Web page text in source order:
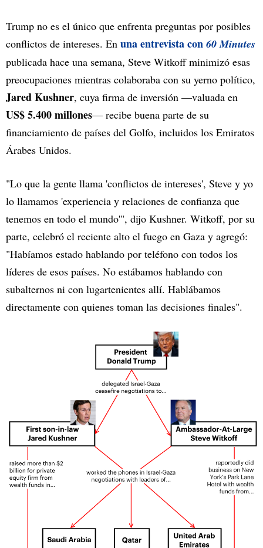
Trump no es el único que enfrenta preguntas por posibles
conflictos de intereses. En una entrevista con 60 Minutes
publicada hace una semana, Steve Witkoff minimizó esas
preocupaciones mientras colaboraba con su yerno político,
Jared Kushner, cuya firma de inversión —valuada en
US$ 5.400 millones— recibe buena parte de su
financiamiento de países del Golfo, incluidos los Emiratos
Árabes Unidos.
"Lo que la gente llama 'conflictos de intereses', Steve y yo
lo llamamos 'experiencia y relaciones de confianza que
tenemos en todo el mundo'", dijo Kushner. Witkoff, por su
parte, celebró el reciente alto el fuego en Gaza y agregó:
"Habíamos estado hablando por teléfono con todos los
líderes de esos países. No estábamos hablando con
subalternos ni con lugartenientes allí. Hablábamos
directamente con quienes toman las decisiones finales".